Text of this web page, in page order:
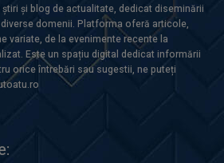
și blog de actualitate, dedicat diseminării
domenii. Platforma oferă articole,
variate, de la evenimente recente la
Este un spațiu digital dedicat informării
orice întrebări sau sugestii, ne puteți